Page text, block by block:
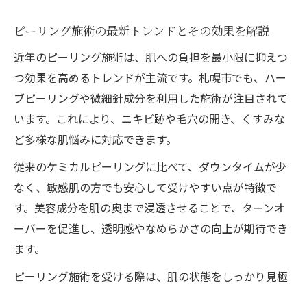
ピーリング施術の最新トレンドとその効果を解説
近年のピーリング施術は、肌への負担を最小限に抑えつ
つ効果を高めるトレンドが主流です。札幌市でも、ハー
ブピーリングや微細針成分を利用した施術が注目されて
います。これにより、ニキビ跡や毛穴の開き、くすみな
ど多様な肌悩みに対応できます。
従来のケミカルピーリングに比べて、ダウンタイムが少
なく、敏感肌の方でも安心して受けやすい点が特徴で
す。美容成分を肌の奥まで浸透させることで、ターンオ
ーバーを促進し、透明感やなめらかさの向上が期待でき
ます。
ピーリング施術を受ける際は、肌の状態をしっかり見極